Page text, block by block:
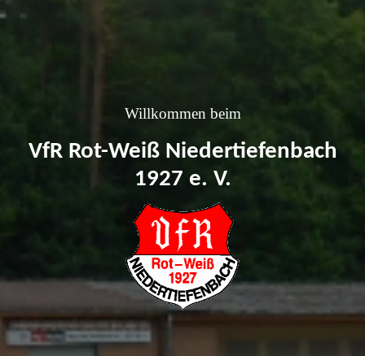
Willkommen beim
VfR Rot-Weiß Niedertiefenbach
1927 e. V.